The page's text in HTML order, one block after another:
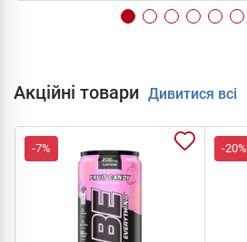
Акційні товари Дивитися всі
-7% -20%